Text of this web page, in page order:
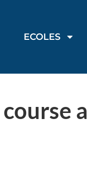
ECOLES
course